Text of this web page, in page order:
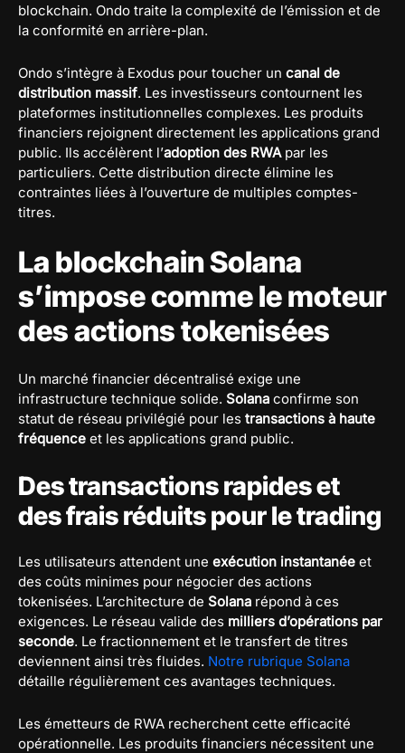
blockchain. Ondo traite la complexité de l’émission et de
la conformité en arrière-plan.
Ondo s’intègre à Exodus pour toucher un canal de
distribution massif. Les investisseurs contournent les
plateformes institutionnelles complexes. Les produits
financiers rejoignent directement les applications grand
public. Ils accélèrent l’adoption des RWApar les
particuliers. Cette distribution directe élimine les
contraintes liées à l’ouverture de multiples comptes-
titres.
La blockchain Solana
s’impose comme le moteur
des actions tokenisées
Un marché financier décentralisé exige une
infrastructure technique solide. Solana confirme son
statut de réseau privilégié pour les transactions à haute
fréquence et les applications grand public.
Des transactions rapides et
des frais réduits pour le trading
Les utilisateurs attendent une exécution instantanée et
des coûts minimes pour négocier des actions
tokenisées. L’architecture de Solana répond à ces
exigences. Le réseau valide des milliers d’opérations par
seconde. Le fractionnement et le transfert de titres
deviennent ainsi très fluides. Notre rubrique Solana
détaille régulièrement ces avantages techniques.
Les émetteurs de RWA recherchent cette efficacité
opérationnelle. Les produits financiers nécessitent une